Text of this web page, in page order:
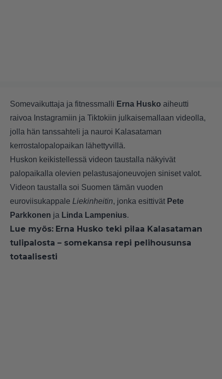
Somevaikuttaja ja fitnessmalli Erna Husko aiheutti
raivoa Instagramiin ja Tiktokiin julkaisemallaan videolla,
jolla hän tanssahteli ja nauroi Kalasataman
kerrostalopalopaikan lähettyvillä.
Huskon keikistellessä videon taustalla näkyivät
palopaikalla olevien pelastusajoneuvojen siniset valot.
Videon taustalla soi Suomen tämän vuoden
euroviisukappale Liekinheitin, jonka esittivät Pete
Parkkonen ja Linda Lampenius.
Lue myös: Erna Husko teki pilaa Kalasataman
tulipalosta – somekansa repi pelihousunsa
totaalisesti